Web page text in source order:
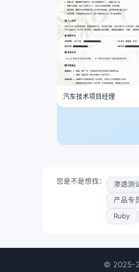
汽车技术项目经理
您是不是想找： 渗透测
产品专
Ruby
© 2025-